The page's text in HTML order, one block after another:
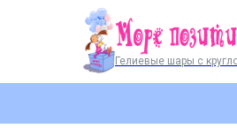
Гелиевые шары с